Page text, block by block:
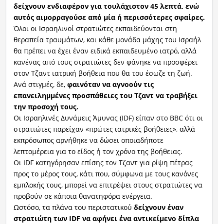
δείχνουν ενδιαφέρον για τουλάχιστον 45 λεπτά, ενώ
αυτός αιμορραγούσε από μία ή περισσότερες σφαίρες.
Όλοι οι Ισραηλινοί στρατιώτες εκπαιδεύονται στη
θεραπεία τραυμάτων, και κάθε μονάδα μάχης του Ισραήλ
θα πρέπει να έχει έναν ειδικά εκπαιδευμένο ιατρό, αλλά
κανένας από τους στρατιώτες δεν φάνηκε να προσφέρει
στον Τζαντ ιατρική βοήθεια που θα του έσωζε τη ζωή.
Ανά στιγμές, δε, φαινόταν να αγνοούν τις
επανειλημμένες προσπάθειες του Τζαντ να τραβήξει
την προσοχή τους.
Οι Ισραηλινές Δυνάμεις Άμυνας (IDF) είπαν στο BBC ότι οι
στρατιώτες παρείχαν «πρώτες ιατρικές βοήθειες», αλλά
εκπρόσωπος αρνήθηκε να δώσει οποιαδήποτε
λεπτομέρεια για το είδος ή τον χρόνο της βοήθειας.
Οι IDF κατηγόρησαν επίσης τον Τζαντ για ρίψη πέτρας
προς το μέρος τους, κάτι που, σύμφωνα με τους κανόνες
εμπλοκής τους, μπορεί να επιτρέψει στους στρατιώτες να
προβούν σε κάποια θανατηφόρα ενέργεια.
Ωστόσο, τα πλάνα του περιστατικού δείχνουν έναν
στρατιώτη των IDF να αφήνει ένα αντικείμενο δίπλα